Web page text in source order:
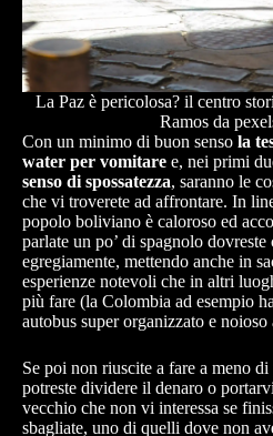
La Paz è pericolosa? il centro
Ramos da
Con un minimo di buon senso la
water per vomitare e, nei primi
senso di spossatezza, saranno le
che vi troverete ad affrontare. In
popolo boliviano è caloroso ed
parlate un po’ di spagnolo dovreste
egregiamente, mettendo anche in
esperienze notevoli che in altri
più fare (la Colombia ad esempio
autobus super organizzato e
Se poi non riuscite a fare a meno
potreste dividere il denaro o
vecchio che non vi interessa se
sbagliate, uno di quelli dove non